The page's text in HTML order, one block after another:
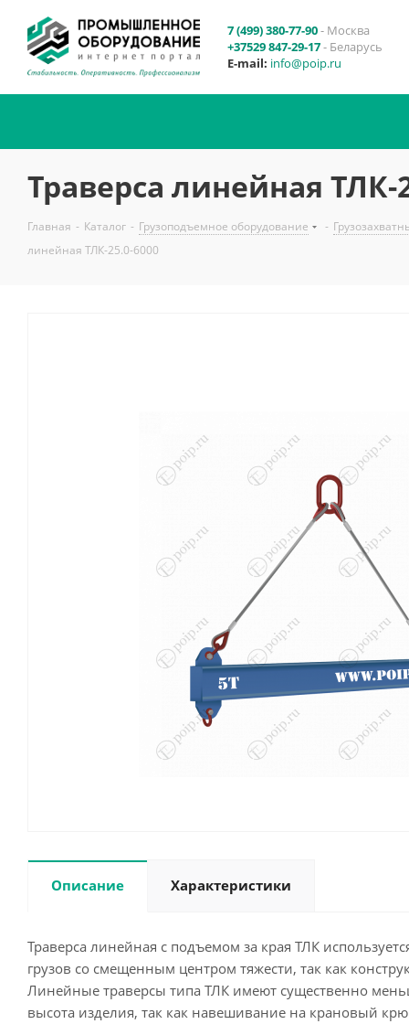
7 (499) 380-77-90- Москва
+37529 847-29-17- Беларусь
E-mail: info@poip.ru
Траверса линейная ТЛК-
Главная - Каталог - Грузоподъемное оборудование -
линейная ТЛК-25.0-6000
Описание Характеристики
Траверса линейная с подъемом за края ТЛК
грузов со смещенным центром тяжести, так как
Линейные траверсы типа ТЛК имеют существенно
высота изделия, так как навешивание на крановый